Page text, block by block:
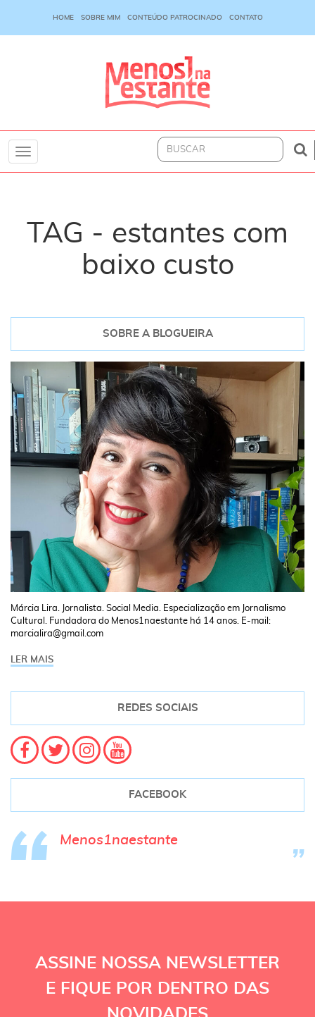
HOME SOBRE MIM CONTEÚDO PATROCINADO CONTATO
Toggle
TAG - estantes com
baixo custo
SOBRE A BLOGUEIRA
Márcia Lira. Jornalista. Social Media. Especialização em Jornalismo
Cultural. Fundadora do Menos1naestante há 14 anos. E-mail:
marcialira@gmail.com
LER MAIS
REDES SOCIAIS
FACEBOOK
Menos1naestante
ASSINE NOSSA NEWSLETTER
E FIQUE POR DENTRO DAS